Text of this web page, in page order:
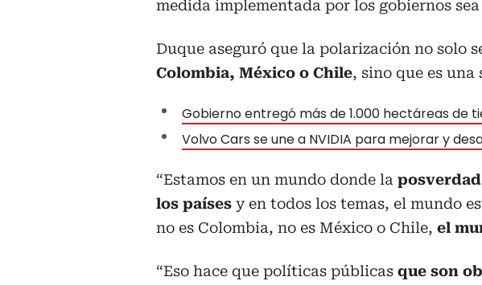
medida implementada por los gobiernos sea
Duque aseguró que la polarización no solo
Colombia, México o Chile, sino que es
Gobierno entregó más de 1.000 hectáreas de
Volvo Cars se une a NVIDIA para mejorar y
“Estamos en un mundo donde la
los países y en todos los temas, el mundo
no es Colombia, no es México o Chile, el
“Eso hace que políticas públicas que son